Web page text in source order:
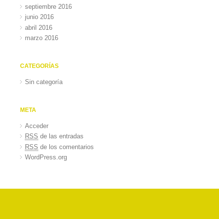
septiembre 2016
junio 2016
abril 2016
marzo 2016
CATEGORÍAS
Sin categoría
META
Acceder
RSS de las entradas
RSS de los comentarios
WordPress.org